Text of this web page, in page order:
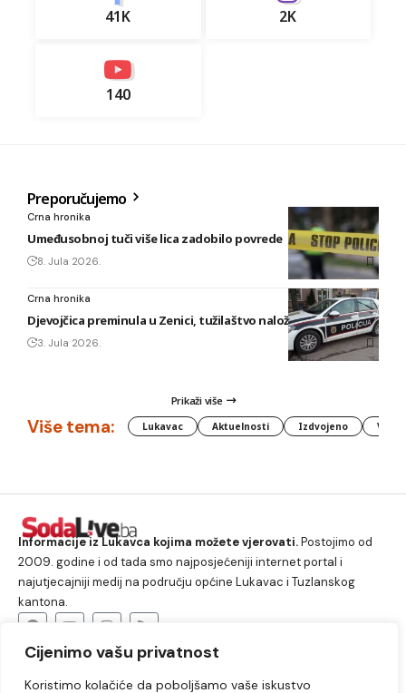
Cijenimo vašu privatnost
Koristimo kolačiće da poboljšamo vaše iskustvo
41K 2K
140
Preporučujemo
Crna hronika
Umeđusobnoj tuči više lica zadobilo povrede
8. Jula 2026.
Crna hronika
Djevojčica preminula u Zenici, tužilaštvo naložilo obdukciju
3. Jula 2026.
Prikaži više
Više tema: Lukavac Aktuelnosti Izdvojeno
Informacije iz Lukavca kojima možete vjerovati.Postojimo od
2009. godine i od tada smo najposjećeniji internet portal i
najutjecajniji medij na području općine Lukavac i Tuzlanskog
kantona.